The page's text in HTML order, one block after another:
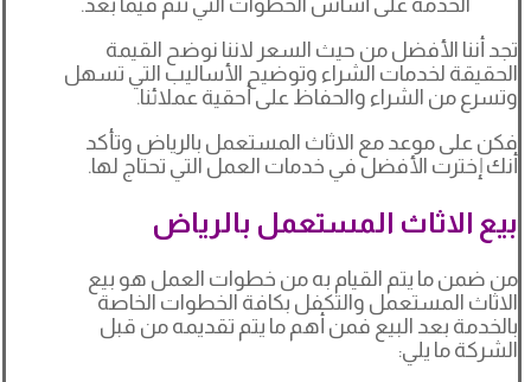
الخدمة على أساس الخطوات التي تتم فيما بعد.
تجد أننا الأفضل من حيث السعر لاننا نوضح القيمة
الحقيقة لخدمات الشراء وتوضيح الأساليب التي تسهل
وتسرع من الشراء والحفاظ على أحقية عملائنا.
فكن على موعد مع الاثاث المستعمل بالرياض وتأكد
أنك إخترت الأفضل في خدمات العمل التي تحتاج لها.
بيع الاثاث المستعمل بالرياض
من ضمن ما يتم القيام به من خطوات العمل هو بيع
الاثاث المستعمل والتكفل بكافة الخطوات الخاصة
بالخدمة بعد البيع فمن أهم ما يتم تقديمه من قبل
الشركة ما يلي: